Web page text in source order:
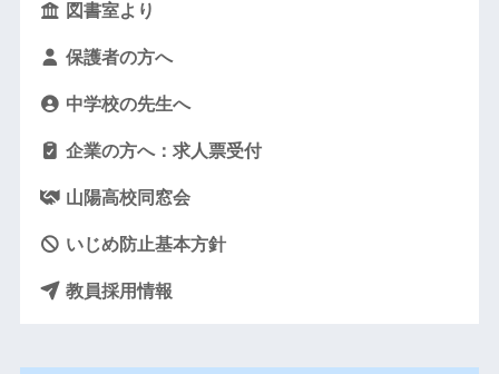
図書室より
保護者の方へ
中学校の先生へ
企業の方へ：求人票受付
山陽高校同窓会
いじめ防止基本方針
教員採用情報